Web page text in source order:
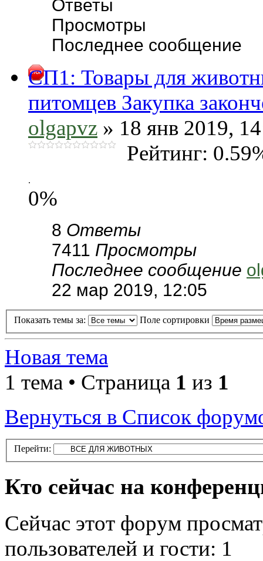
Ответы
Просмотры
Последнее сообщение
СП1: Товары для
питомцев Закупка
olgapvz » 18 янв 2019,
Рейтинг:
.
0%
8 Ответы
7411 Просмотры
Последнее сообщение
22 мар 2019, 12:05
Показать темы за: Поле сортировки
Новая тема
1 тема • Страница 1 из 1
Вернуться в Список
Перейти:
Кто сейчас на
Сейчас этот форум
пользователей и гости: 1